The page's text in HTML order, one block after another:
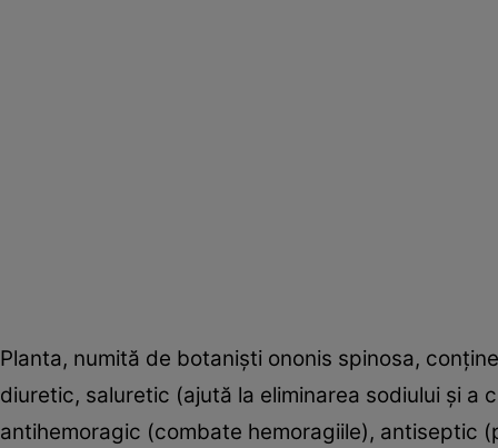
Planta, numită de botanişti ononis spinosa,
diuretic, saluretic (ajută la eliminarea sodiului şi
antihemoragic (combate hemoragiile), antiseptic